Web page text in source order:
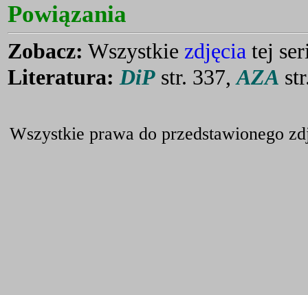
Powiązania
Zobacz: Wszystkie zdjęcia tej
Literatura: DiP str. 337,AZA
Wszystkie prawa do przedstawionego